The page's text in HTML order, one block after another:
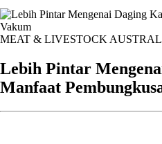
MEAT & LIVESTOCK
Lebih Pintar
Manfaat